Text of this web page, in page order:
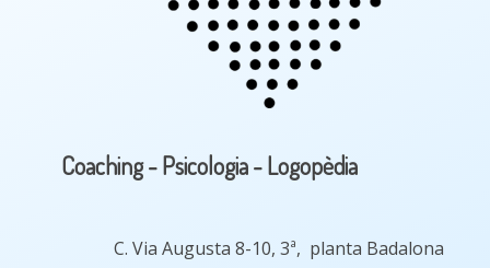
Coaching - Psicologia - Logopèdia
C. Via Augusta 8-10, 3ª, planta Badalona